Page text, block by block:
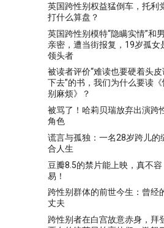
英国跨性别权益猛倒车，托利
打什么算盘？
英国跨性别模特“隐瞒实情”和
亲密，遭当街报复，19岁孤女
领头者
被读者评价“难读也要硬着头皮
下去”的书，我们为什么要读《
别麻烦》？
被骂了！哈莉贝瑞放弃出演跨
角色
谎言与孤独：一名28岁跨儿的
合人生
豆瓣8.5的禁片能上映，真不容
易！
跨性别群体的前世今生：曾经
丈夫
跨性别者在白宫故意赤身，拜